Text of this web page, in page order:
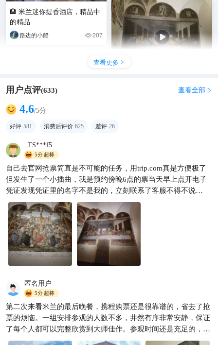
🏨 米兰迷你提香酒店，精品中
的精品
路边的小船 207
意大利米兰达芬奇最后的晚餐
查看更多 
用户点评(633) 查看全部 
4.6/5分
好评 581 消费后评价 625 差评 26
_TS***f5
5分超棒
自己去官网抢票简直是不可能的任务，用trip.com真是方便极了
但发生了一个小插曲，我是预约傍晚6点的票当天早上点开电子
凭证发现凭证里的名字不是我的，立刻联系了客服不得不说
trip.com app做的真是好，还有网络电话可以打对已经在意大利的
我真是大大的帮助，客服立刻帮忙处理再一个小时后票上面的姓
名就更正完成。各位订完票拿到电子凭证还是要确认一下内容以
免和我一样紧急总之虽然trip.com把名字订错了但后续处理的态
度和效率都让我觉得之后还是会继续使用它。最后的晚餐是经典
作品肯定要去看的，他的另一幅画也很值得看，建议进去后先看
会看到两种画风，看完再去看最后的晚餐人潮也会少些，总之值
回票价。
匿名用户
5分超棒
第二次来看米兰的最后晚餐，携程购票还是很靠谱的，省去了抢
票的烦恼。一组安排参观的人数不多，井然有序非常安静，保证
了每个人都可以完整欣赏到大师佳作。参观时间还是充足的，再
次欣赏还是很震撼！